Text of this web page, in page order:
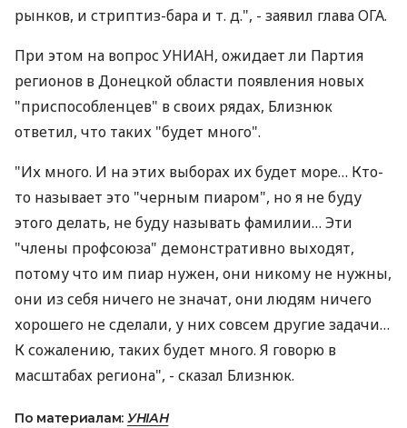
рынков, и стриптиз-бара и т. д.", - заявил глава ОГА.
При этом на вопрос УНИАН, ожидает ли Партия
регионов в Донецкой области появления новых
"приспособленцев" в своих рядах, Близнюк
ответил, что таких "будет много".
"Их много. И на этих выборах их будет море… Кто-
то называет это "черным пиаром", но я не буду
этого делать, не буду называть фамилии… Эти
"члены профсоюза" демонстративно выходят,
потому что им пиар нужен, они никому не нужны,
они из себя ничего не значат, они людям ничего
хорошего не сделали, у них совсем другие задачи…
К сожалению, таких будет много. Я говорю в
масштабах региона", - сказал Близнюк.
По материалам: УНІАН